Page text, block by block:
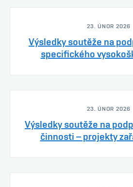
23. ÚNOR 2026
Výsledky soutěže na
specifického
23. ÚNOR 2026
Výsledky soutěže na
činnosti – projekty